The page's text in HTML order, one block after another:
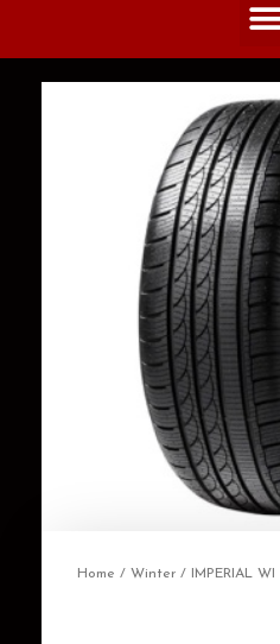
Home / Winter / IMPERIAL WI